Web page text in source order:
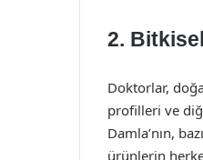
2.
Doktorlar,
profilleri ve
Damla’nın,
ürünlerin